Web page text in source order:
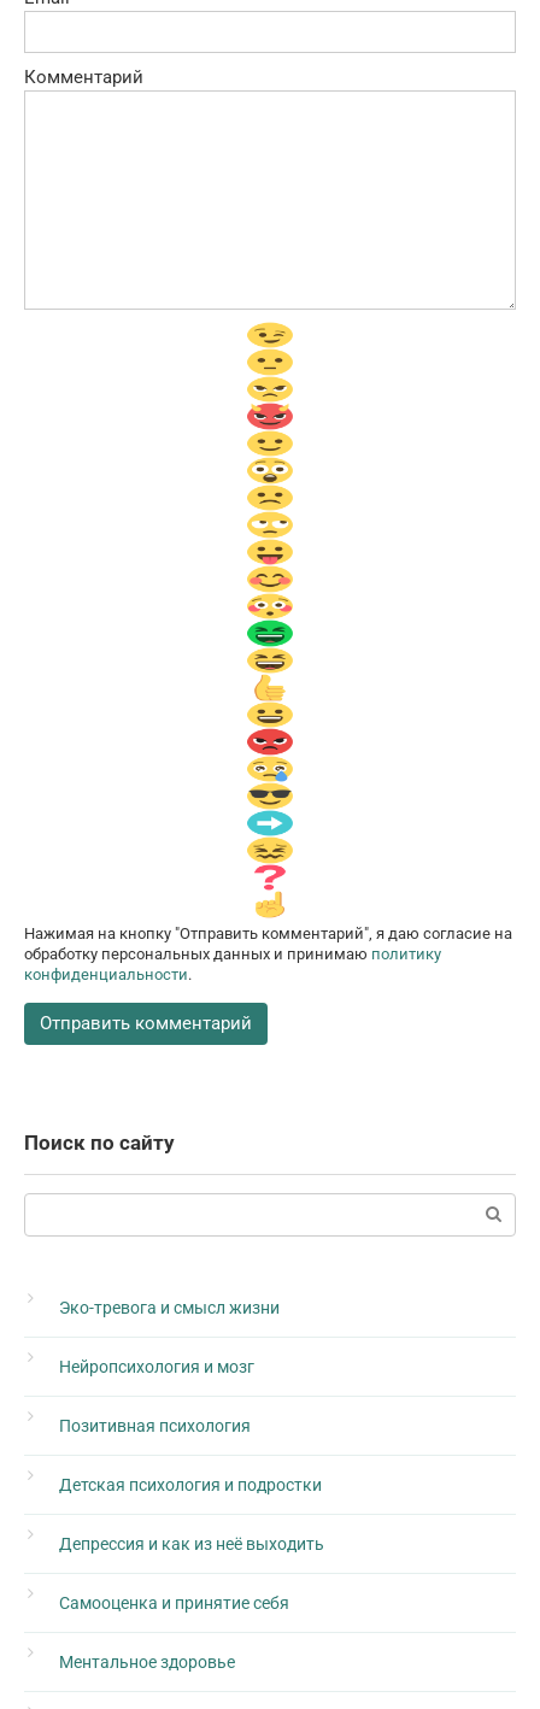
Комментарий
Нажимая на кнопку "Отправить комментарий", я даю согласие на
обработку персональных данных и принимаю политику
конфиденциальности.
Поиск по сайту
Поиск:
Эко-тревога и смысл жизни
Нейропсихология и мозг
Позитивная психология
Детская психология и подростки
Депрессия и как из неё выходить
Самооценка и принятие себя
Ментальное здоровье